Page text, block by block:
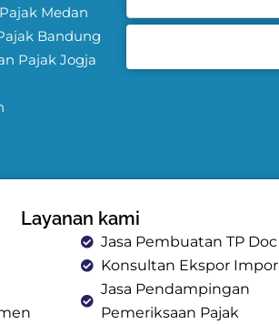
Medan
Bandung
Pajak Jogja
Layanan kami
Jasa Pembuatan TP Doc
Konsultan Ekspor Impor
Jasa Pendampingan
Pemeriksaan Pajak